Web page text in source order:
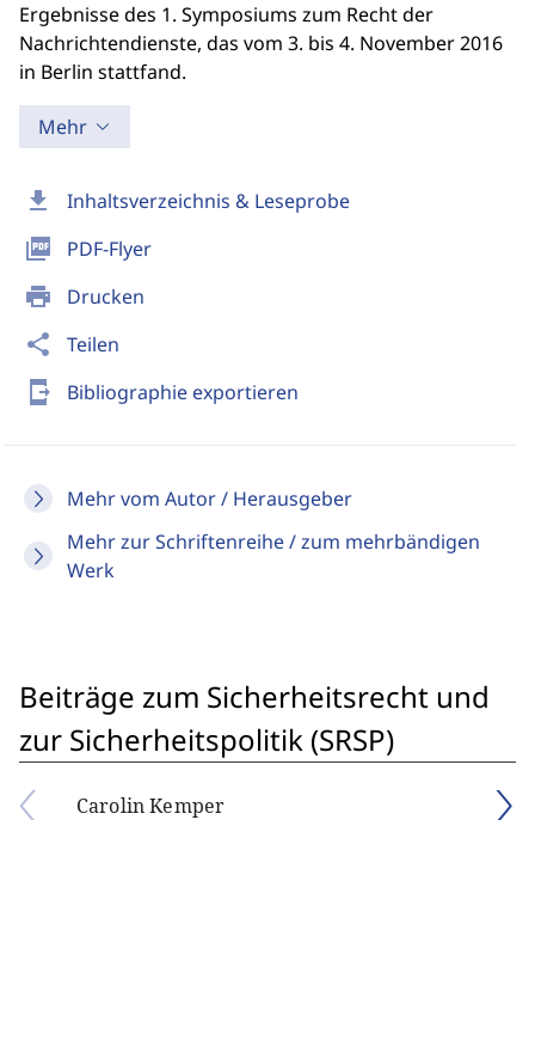
download Inhaltsverzeichnis & Leseprobe
picture_as_pdf PDF-Flyer
print Drucken
share Teilen
send_to_mobile Bibliographie exportieren
Mehr vom Autor / Herausgeber
Mehr zur Schriftenreihe / zum mehrbändigen
Werk
Ergebnisse des 1. Symposiums zum Recht der
Nachrichtendienste, das vom 3. bis 4. November 2016
in Berlin stattfand.
Mehr
Beiträge zum Sicherheitsrecht und
zur Sicherheitspolitik (SRSP)
Carolin Kemper